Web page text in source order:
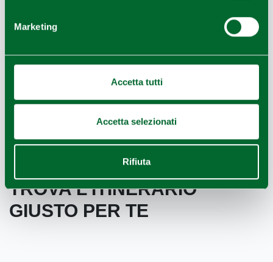
Marketing
Accetta tutti
Accetta selezionati
Rifiuta
TROVA L'ITINERARIO
GIUSTO PER TE